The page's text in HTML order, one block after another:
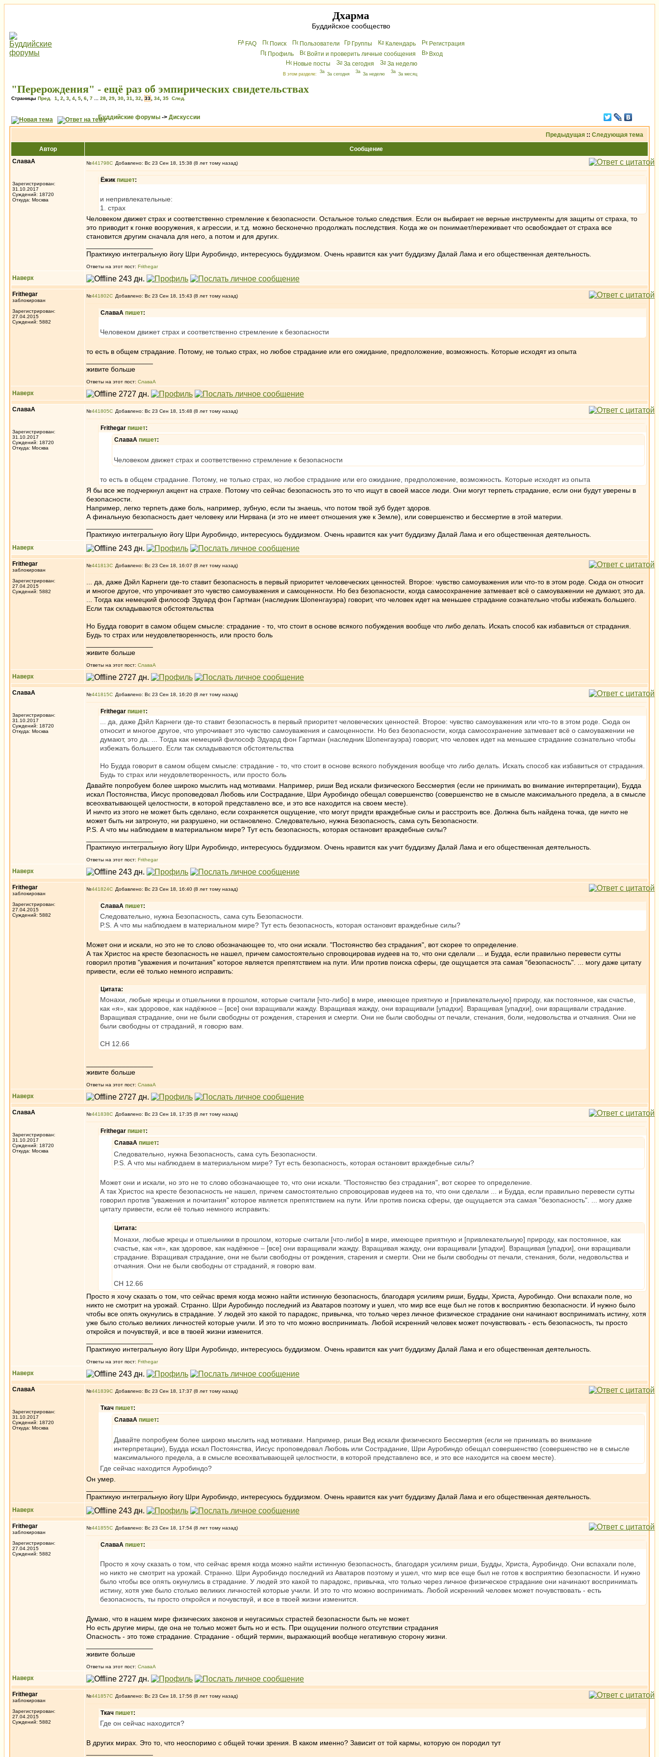
Дхарма
Буддийское сообщество
FAQ Поиск Пользователи Группы Календарь
Peгиcтрaция
Профиль
Войти и проверить личные сообщения
Вхoд
Новые посты
За сегодня За неделю
В этом разделе: За сегодня За неделю За месяц
"Перерождения" - ещё раз об эмпирических свидетельствах
Страницы Пред. 1 2 3 4 5 6 7 28 29 30 31 32 33 34 35 След.
Буддийские форумы -> Дискуссии
Предыдущая :: Следующая тема
Автор
Сообщение
СлаваА
Зарегистрирован:
31.10.2017
Суждений: 18720
Откуда: Москва
№441798 Добавлено: Вс 23 Сен 18, 15:38 (8 лет тому назад)
Ёжик пишет:
и непривлекательные:
1. страх
Человеком движет страх и соответственно стремление к безопасности. Остальное только следствия. Если он выбирает не верные инструменты для защиты от страха, то
это приводит к гонке вооружения, к агрессии, и.т.д. можно бесконечно продолжать последствия. Когда же он понимает/переживает что освобождает от страха все
становится другим сначала для него, а потом и для других.
Практикую интегральную йогу Шри Ауробиндо, интересуюсь буддизмом. Очень нравится как учит буддизму Далай Лама и его общественная деятельность.
Ответы на этот пост: Frithegar
Наверх
Frithegar
заблокирован
Зарегистрирован:
27.04.2015
Суждений: 5882
№441802 Добавлено: Вс 23 Сен 18, 15:43 (8 лет тому назад)
СлаваА пишет:
Человеком движет страх и соответственно стремление к безопасности
то есть в общем страдание. Потому, не только страх, но любое страдание или его ожидание, предположение, возможность. Которые исходят из опыта
живите больше
Ответы на этот пост: СлаваА
Наверх
СлаваА
Зарегистрирован:
31.10.2017
Суждений: 18720
Откуда: Москва
№441805 Добавлено: Вс 23 Сен 18, 15:48 (8 лет тому назад)
Frithegar пишет:
СлаваА пишет:
Человеком движет страх и соответственно стремление к безопасности
то есть в общем страдание. Потому, не только страх, но любое страдание или его ожидание, предположение, возможность. Которые исходят из опыта
Я бы все же подчеркнул акцент на страхе. Потому что сейчас безопасность это то что ищут в своей массе люди. Они могут терпеть страдание, если они будут уверены в
безопасности.
Например, легко терпеть даже боль, например, зубную, если ты знаешь, что потом твой зуб будет здоров.
А финальную безопасность дает человеку или Нирвана (и это не имеет отношения уже к Земле), или совершенство и бессмертие в этой материи.
Практикую интегральную йогу Шри Ауробиндо, интересуюсь буддизмом. Очень нравится как учит буддизму Далай Лама и его общественная деятельность.
Наверх
Frithegar
заблокирован
Зарегистрирован:
27.04.2015
Суждений: 5882
№441813 Добавлено: Вс 23 Сен 18, 16:07 (8 лет тому назад)
... да, даже Дэйл Карнеги где-то ставит безопасность в первый приоритет человеческих ценностей. Второе: чувство самоуважения или что-то в этом роде. Сюда он относит
и многое другое, что упрочивает это чувство самоуважения и самоценности. Но без безопасности, когда самосохранение затмевает всё о самоуважении не думают, это да.
... Тогда как немецкий философ Эдуард фон Гартман (наследник Шопенгауэра) говорит, что человек идет на меньшее страдание сознательно чтобы избежать большего.
Если так складываются обстоятельства
Но Будда говорит в самом общем смысле: страдание - то, что стоит в основе всякого побуждения вообще что либо делать. Искать способ как избавиться от страдания.
Будь то страх или неудовлетворенность, или просто боль
живите больше
Ответы на этот пост: СлаваА
Наверх
СлаваА
Зарегистрирован:
31.10.2017
Суждений: 18720
Откуда: Москва
№441815 Добавлено: Вс 23 Сен 18, 16:20 (8 лет тому назад)
Frithegar пишет:
... да, даже Дэйл Карнеги где-то ставит безопасность в первый приоритет человеческих ценностей. Второе: чувство самоуважения или что-то в этом роде. Сюда он
относит и многое другое, что упрочивает это чувство самоуважения и самоценности. Но без безопасности, когда самосохранение затмевает всё о самоуважении не
думают, это да. ... Тогда как немецкий философ Эдуард фон Гартман (наследник Шопенгауэра) говорит, что человек идет на меньшее страдание сознательно чтобы
избежать большего. Если так складываются обстоятельства
Но Будда говорит в самом общем смысле: страдание - то, что стоит в основе всякого побуждения вообще что либо делать. Искать способ как избавиться от страдания.
Будь то страх или неудовлетворенность, или просто боль
Давайте попробуем более широко мыслить над мотивами. Например, риши Вед искали физического Бессмертия (если не принимать во внимание интерпретации), Будда
искал Постоянства, Иисус проповедовал Любовь или Сострадание, Шри Ауробиндо обещал совершенство (совершенство не в смысле максимального предела, а в смысле
всеохватывающей целостности, в которой представлено все, и это все находится на своем месте).
И ничто из этого не может быть сделано, если сохраняется ощущение, что могут придти враждебные силы и расстроить все. Должна быть найдена точка, где ничто не
может быть ни затронуто, ни разрушено, ни остановлено. Следовательно, нужна Безопасность, сама суть Безопасности.
P.S. А что мы наблюдаем в материальном мире? Тут есть безопасность, которая остановит враждебные силы?
Практикую интегральную йогу Шри Ауробиндо, интересуюсь буддизмом. Очень нравится как учит буддизму Далай Лама и его общественная деятельность.
Ответы на этот пост: Frithegar
Наверх
Frithegar
заблокирован
Зарегистрирован:
27.04.2015
Суждений: 5882
№441824 Добавлено: Вс 23 Сен 18, 16:40 (8 лет тому назад)
СлаваА пишет:
Следовательно, нужна Безопасность, сама суть Безопасности.
P.S. А что мы наблюдаем в материальном мире? Тут есть безопасность, которая остановит враждебные силы?
Может они и искали, но это не то слово обозначающее то, что они искали. "Постоянство без страдания", вот скорее то определение.
А так Христос на кресте безопасность не нашел, причем самостоятельно спровоцировав иудеев на то, что они сделали ... и Будда, если правильно перевести сутты
говорил против "уважения и почитания" которое является препятствием на пути. Или против поиска сферы, где ощущается эта самая "безопасность". ... могу даже цитату
привести, если её только немного исправить:
Цитата:
Монахи, любые жрецы и отшельники в прошлом, которые считали [что-либо] в мире, имеющее приятную и [привлекательную] природу, как постоянное, как счастье,
как «я», как здоровое, как надёжное – [все] они взращивали жажду. Взращивая жажду, они взращивали [упадхи]. Взращивая [упадхи], они взращивали страдание.
Взращивая страдание, они не были свободны от рождения, старения и смерти. Они не были свободны от печали, стенания, боли, недовольства и отчаяния. Они не
были свободны от страданий, я говорю вам.
СН 12.66
живите больше
Ответы на этот пост: СлаваА
Наверх
СлаваА
Зарегистрирован:
31.10.2017
Суждений: 18720
Откуда: Москва
№441838 Добавлено: Вс 23 Сен 18, 17:35 (8 лет тому назад)
Frithegar пишет:
СлаваА пишет:
Следовательно, нужна Безопасность, сама суть Безопасности.
P.S. А что мы наблюдаем в материальном мире? Тут есть безопасность, которая остановит враждебные силы?
Может они и искали, но это не то слово обозначающее то, что они искали. "Постоянство без страдания", вот скорее то определение.
А так Христос на кресте безопасность не нашел, причем самостоятельно спровоцировав иудеев на то, что они сделали ... и Будда, если правильно перевести сутты
говорил против "уважения и почитания" которое является препятствием на пути. Или против поиска сферы, где ощущается эта самая "безопасность". ... могу даже
цитату привести, если её только немного исправить:
Цитата:
Монахи, любые жрецы и отшельники в прошлом, которые считали [что-либо] в мире, имеющее приятную и [привлекательную] природу, как постоянное, как
счастье, как «я», как здоровое, как надёжное – [все] они взращивали жажду. Взращивая жажду, они взращивали [упадхи]. Взращивая [упадхи], они взращивали
страдание. Взращивая страдание, они не были свободны от рождения, старения и смерти. Они не были свободны от печали, стенания, боли, недовольства и
отчаяния. Они не были свободны от страданий, я говорю вам.
СН 12.66
Просто я хочу сказать о том, что сейчас время когда можно найти истинную безопасность, благодаря усилиям риши, Будды, Христа, Ауробиндо. Они вспахали поле, но
никто не смотрит на урожай. Странно. Шри Ауробиндо последний из Аватаров поэтому и ушел, что мир все еще был не готов к восприятию безопасности. И нужно было
чтобы все опять окунулись в страдание. У людей это какой то парадокс, привычка, что только через личное физическое страдание они начинают воспринимать истину, хотя
уже было столько великих личностей которые учили. И это то что можно воспринимать. Любой искренний человек может почувствовать - есть безопасность, ты просто
откройся и почувствуй, и все в твоей жизни изменится.
Практикую интегральную йогу Шри Ауробиндо, интересуюсь буддизмом. Очень нравится как учит буддизму Далай Лама и его общественная деятельность.
Ответы на этот пост: Frithegar
Наверх
СлаваА
Зарегистрирован:
31.10.2017
Суждений: 18720
Откуда: Москва
№441839 Добавлено: Вс 23 Сен 18, 17:37 (8 лет тому назад)
Ткач пишет:
СлаваА пишет:
Давайте попробуем более широко мыслить над мотивами. Например, риши Вед искали физического Бессмертия (если не принимать во внимание
интерпретации), Будда искал Постоянства, Иисус проповедовал Любовь или Сострадание, Шри Ауробиндо обещал совершенство (совершенство не в смысле
максимального предела, а в смысле всеохватывающей целостности, в которой представлено все, и это все находится на своем месте).
Где сейчас находится Ауробиндо?
Он умер.
Практикую интегральную йогу Шри Ауробиндо, интересуюсь буддизмом. Очень нравится как учит буддизму Далай Лама и его общественная деятельность.
Наверх
Frithegar
заблокирован
Зарегистрирован:
27.04.2015
Суждений: 5882
№441855 Добавлено: Вс 23 Сен 18, 17:54 (8 лет тому назад)
СлаваА пишет:
Просто я хочу сказать о том, что сейчас время когда можно найти истинную безопасность, благодаря усилиям риши, Будды, Христа, Ауробиндо. Они вспахали поле,
но никто не смотрит на урожай. Странно. Шри Ауробиндо последний из Аватаров поэтому и ушел, что мир все еще был не готов к восприятию безопасности. И нужно
было чтобы все опять окунулись в страдание. У людей это какой то парадокс, привычка, что только через личное физическое страдание они начинают воспринимать
истину, хотя уже было столько великих личностей которые учили. И это то что можно воспринимать. Любой искренний человек может почувствовать - есть
безопасность, ты просто откройся и почувствуй, и все в твоей жизни изменится.
Думаю, что в нашем мире физических законов и неугасимых страстей безопасности быть не может.
Но есть другие миры, где она не только может быть но и есть. При ощущении полного отсутствии страдания
Опасность - это тоже страдание. Страдание - общий термин, выражающий вообще негативную сторону жизни.
живите больше
Ответы на этот пост: СлаваА
Наверх
Frithegar
заблокирован
Зарегистрирован:
27.04.2015
Суждений: 5882
№441857 Добавлено: Вс 23 Сен 18, 17:56 (8 лет тому назад)
Ткач пишет:
Где он сейчас находится?
В других мирах. Это то, что неоспоримо с общей точки зрения. В каком именно? Зависит от той кармы, которую он породил тут